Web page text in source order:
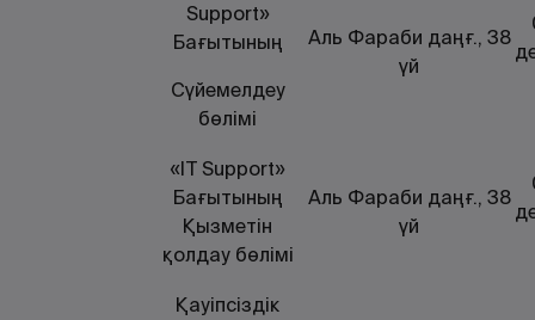
Support»
Бағытының
Сүйемелдеу
бөлімі
Аль Фараби даңғ., 38
үй
«IT Support»
Бағытының
Қызметін
қолдау бөлімі
Аль Фараби даңғ., 38
үй
Қауіпсіздік